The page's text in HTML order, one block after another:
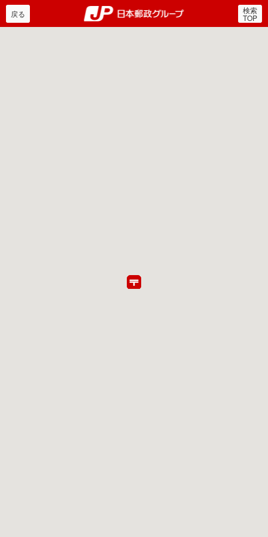
郵便局・日本郵政グルー
戻る 検索
TOP